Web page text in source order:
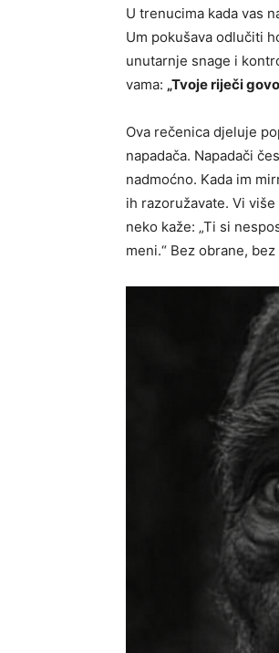
U trenucima kada vas
Um pokušava odlučiti
unutarnje snage i
vama: „Tvoje riječi
Ova rečenica djeluje
napadača. Napadači
nadmoćno. Kada im
ih razoružavate. Vi
neko kaže: „Ti si
meni.“ Bez obrane,